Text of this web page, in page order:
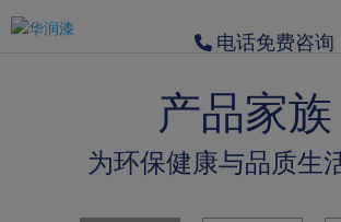
电话免费咨询
产品家族
为环保健康与品质生